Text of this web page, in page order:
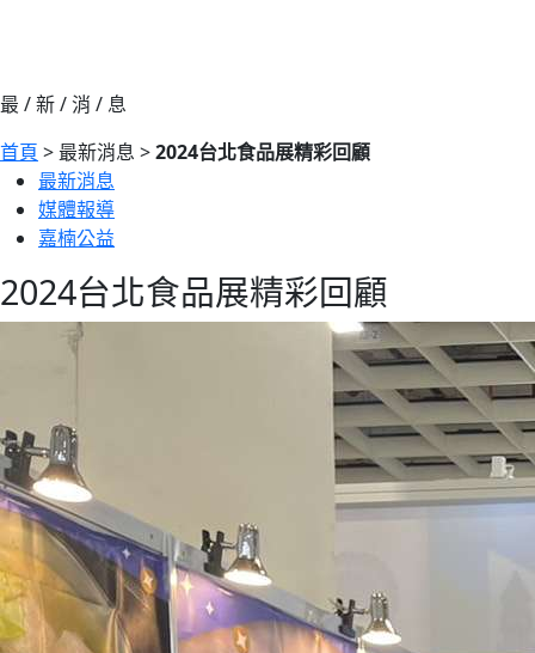
最 / 新 / 消 / 息
首頁 > 最新消息 >2024台北食品展精彩回顧
最新消息
媒體報導
嘉楠公益
2024台北食品展精彩回顧